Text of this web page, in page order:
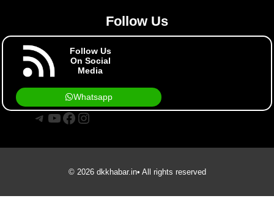
Follow Us
Follow Us
On Social
Media
Whatsapp
Telegram
YouTube
Facebook
Instagram
© 2026 dkkhabar.in• All rights reserved